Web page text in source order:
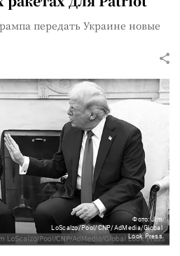
передать Украине новые
Фото: Jim
LoScalzo/Pool/CNP/AdMedia/Global
Look Press